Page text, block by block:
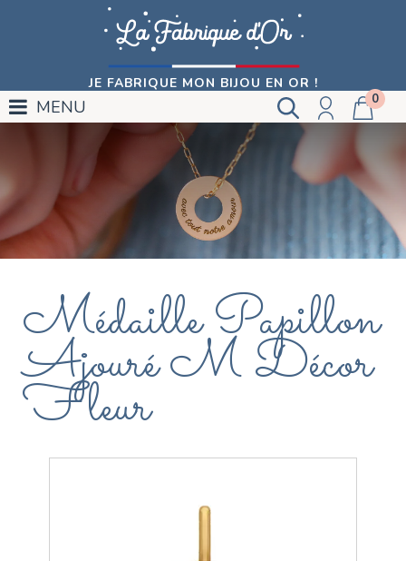
JE FABRIQUE MON BIJOU EN OR !
0
MENU
Médaille Papillon
Ajouré M Décor
Fleur